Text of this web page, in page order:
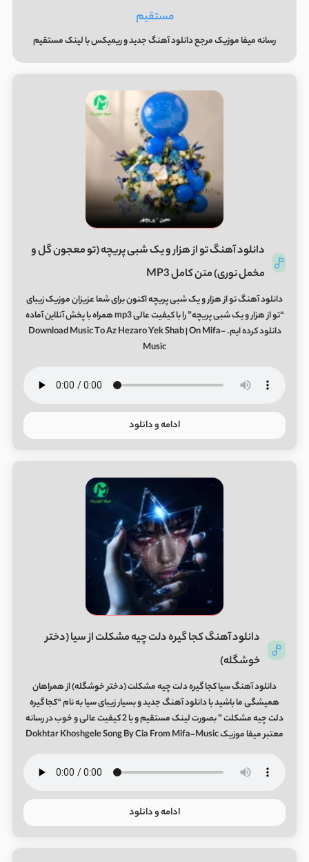
مستقیم
رسانه میفا موزیک مرجعدانلود آهنگجدید وریمیکسبا لینک مستقیم
دانلود آهنگ تو از هزار و یک شبی پریچه (تو معجون گل و
مخمل نوری) متن کامل MP3
دانلود آهنگ تو از هزار و یک شبی پریچه اکنون برای شما عزیزان موزیک زیبای
“تو از هزار و یک شبی پریچه” را با کیفیت عالی mp3 همراه با پخش آنلاین آماده
دانلود کرده ایم. Download Music To Az Hezaro Yek Shab | On Mifa-
Music
ادامه و دانلود
دانلود آهنگ کجا گیره دلت چیه مشکلت از سیا (دختر
خوشگله)
دانلود آهنگ سیا کجا گیره دلت چیه مشکلت (دختر خوشگله) از همراهان
همیشگی ما باشید با دانلود آهنگ جدید و بسیار زیبای سیا به نام “کجا گیره
دلت چیه مشکلت ” بصورت لینک مستقیم و با 2 کیفیت عالی و خوب در رسانه
معتبر میفا موزیک Dokhtar Khoshgele Song By Cia From Mifa-Music
ادامه و دانلود